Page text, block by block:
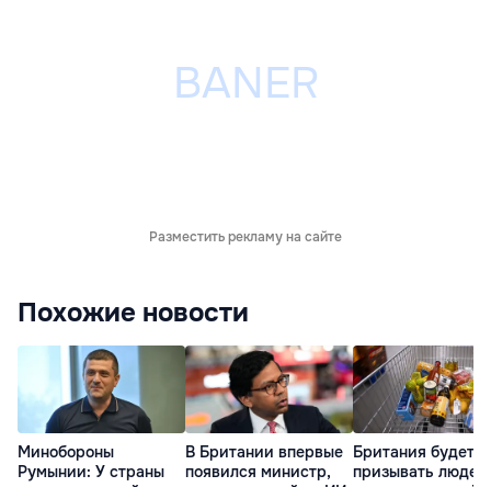
Разместить рекламу на сайте
Похожие новости
Минобороны
Румынии: У страны
В Британии впервые
появился министр,
Британия будет
призывать людей